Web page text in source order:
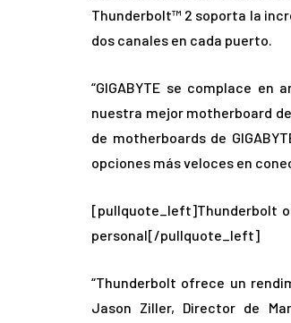
Thunderbolt™ 2 soporta la
dos canales en cada puerto.
“GIGABYTE se complace
nuestra mejor motherboard
de motherboards de
opciones más veloces en
[pullquote_left]Thunderbolt
personal[/pullquote_left]
“Thunderbolt ofrece un
Jason Ziller, Director de